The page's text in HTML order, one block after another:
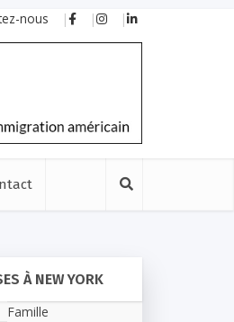
nous
À NEW YORK
Famille